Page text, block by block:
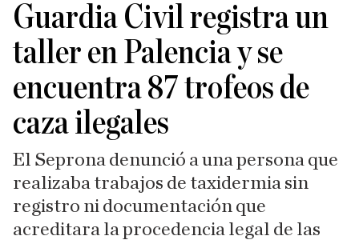
Guardia Civil registra un
taller en Palencia y se
encuentra 87 trofeos de
caza ilegales
El Seprona denunció a una persona que
realizaba trabajos de taxidermia sin
registro ni documentación que
acreditara la procedencia legal de las